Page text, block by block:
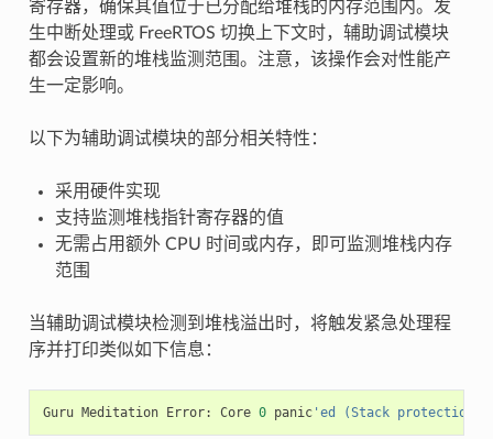
寄存器，确保其值位于已分配给堆栈的内存范围内。发
生中断处理或 FreeRTOS 切换上下文时，辅助调试模块
都会设置新的堆栈监测范围。注意，该操作会对性能产
生一定影响。
以下为辅助调试模块的部分相关特性：
采用硬件实现
支持监测堆栈指针寄存器的值
无需占用额外 CPU 时间或内存，即可监测堆栈内存
范围
当辅助调试模块检测到堆栈溢出时，将触发紧急处理程
序并打印类似如下信息：
Guru Meditation Error: Core 0 panic'ed (Stack protection